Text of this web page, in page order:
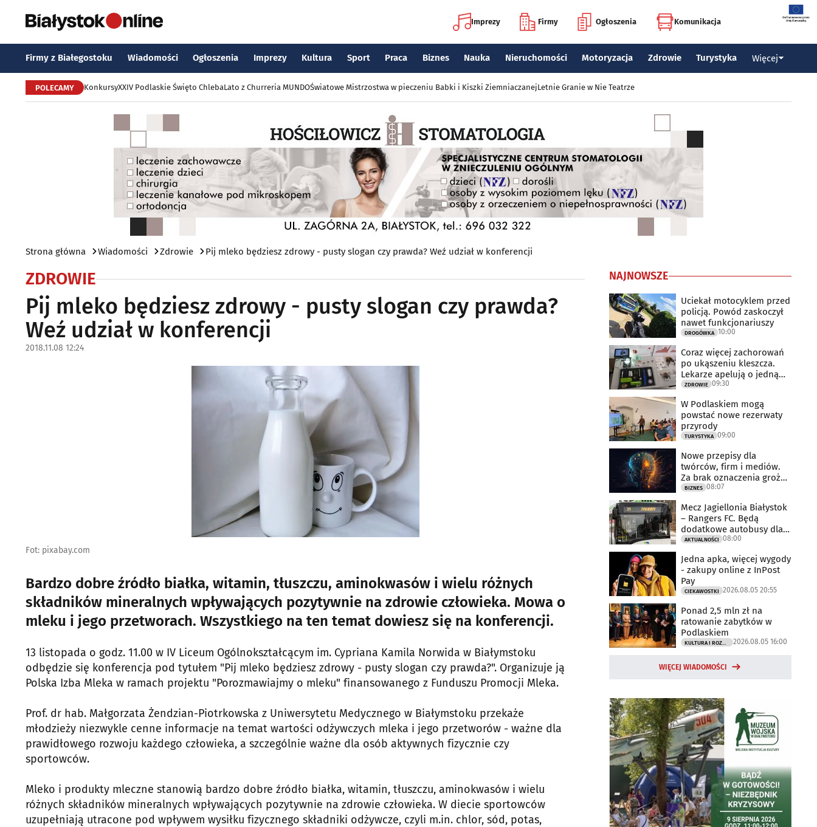
Imprezy Firmy Ogłoszenia Komunikacja
Firmy z Białegostoku Wiadomości Ogłoszenia Imprezy Kultura Sport Praca Biznes Nauka Nieruchomości Motoryzacja Zdrowie Turystyka Więcej
POLECAMY KonkursyXXIV Podlaskie Święto ChlebaLato z Churreria MUNDOŚwiatowe Mistrzostwa w pieczeniu Babki i Kiszki ZiemniaczanejLetnie Granie w Nie Teatrze
Strona główna Wiadomości Zdrowie Pij mleko będziesz zdrowy - pusty slogan czy prawda? Weź udział w konferencji
ZDROWIE
Pij mleko będziesz zdrowy - pusty slogan czy prawda?
Weź udział w konferencji
2018.11.08 12:24
Fot: pixabay.com
Bardzo dobre źródło białka, witamin, tłuszczu, aminokwasów i wielu różnych
składników mineralnych wpływających pozytywnie na zdrowie człowieka. Mowa o
mleku i jego przetworach. Wszystkiego na ten temat dowiesz się na konferencji.
13 listopada o godz. 11.00 w IV Liceum Ogólnokształcącym im. Cypriana Kamila Norwida w Białymstoku
odbędzie się konferencja pod tytułem "Pij mleko będziesz zdrowy - pusty slogan czy prawda?". Organizuje ją
Polska Izba Mleka w ramach projektu "Porozmawiajmy o mleku" finansowanego z Funduszu Promocji Mleka.
Prof. dr hab. Małgorzata Żendzian-Piotrkowska z Uniwersytetu Medycznego w Białymstoku przekaże
młodzieży niezwykle cenne informacje na temat wartości odżywczych mleka i jego przetworów - ważne dla
prawidłowego rozwoju każdego człowieka, a szczególnie ważne dla osób aktywnych fizycznie czy
sportowców.
Mleko i produkty mleczne stanowią bardzo dobre źródło białka, witamin, tłuszczu, aminokwasów i wielu
różnych składników mineralnych wpływających pozytywnie na zdrowie człowieka. W diecie sportowców
uzupełniają utracone pod wpływem wysiłku fizycznego składniki odżywcze, czyli m.in. chlor, sód, potas,
NAJNOWSZE
Uciekał motocyklem przed
policją. Powód zaskoczył
nawet funkcjonariuszy
DROGÓWKA 10:00
Coraz więcej zachorowań
po ukąszeniu kleszcza.
Lekarze apelują o jedną
rzecz
ZDROWIE 09:30
W Podlaskiem mogą
powstać nowe rezerwaty
przyrody
TURYSTYKA 09:00
Nowe przepisy dla
twórców, firm i mediów.
Za brak oznaczenia grożą
milionowe
BIZNES 08:07
Mecz Jagiellonia Białystok
– Rangers FC. Będą
dodatkowe autobusy dla
kibiców
AKTUALNOŚCI 08:00
Jedna apka, więcej wygody
- zakupy online z InPost
Pay
CIEKAWOSTKI 2026.08.05 20:55
Ponad 2,5 mln zł na
ratowanie zabytków w
Podlaskiem
2026.08.05 16:00
WIĘCEJ WIADOMOŚCI